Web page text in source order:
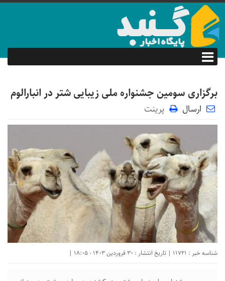
برگزاری سومین جشنواره ملی زیبایی شتر در انبارالوم
ارسال پرینت
شناسه خبر : 11721 | تاریخ انتشار : 30 فروردین 1403 - 18:05 |